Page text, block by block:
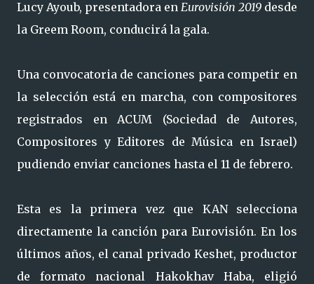
Lucy Ayoub, presentadora en Eurovisión 2019 desde
la Greem Room, conducirá la gala.
Una convocatoria de canciones para competir en
la selección está en marcha, con compositores
registrados en ACUM (Sociedad de Autores,
Compositores y Editores de Música en Israel)
pudiendo enviar canciones hasta el 11 de febrero.
Esta es la primera vez que KAN selecciona
directamente la canción para Eurovisión. En los
últimos años, el canal privado Keshet, productor
de formato nacional Hakokhav Haba, eligió